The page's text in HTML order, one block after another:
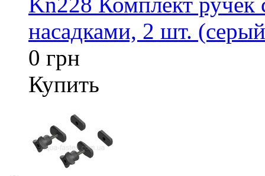
насадками, 2 шт.
0 грн
Купить